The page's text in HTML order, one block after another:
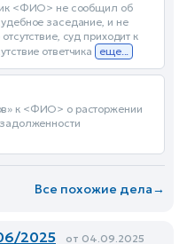
<ФИО> не сообщил об
заседание, и не
суд приходит к
ответчика
еще...
к <ФИО> о расторжении
Все похожие дела→
2025 от 04.09.2025